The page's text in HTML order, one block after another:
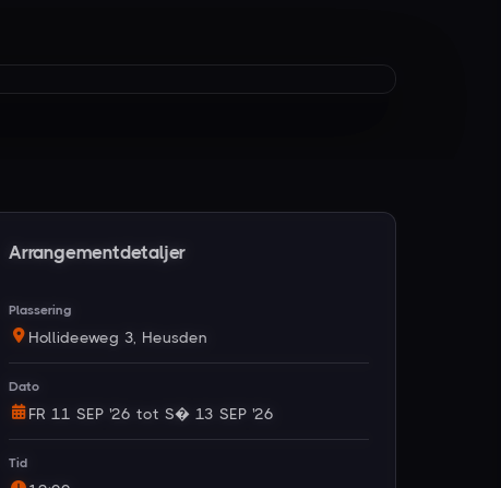
Arrangementdetaljer
Plassering
Hollideeweg 3, Heusden
Dato
FR 11 SEP '26 tot S� 13 SEP '26
Tid